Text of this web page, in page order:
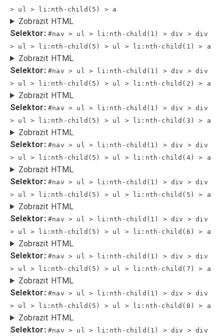
> ul > li:nth-child(5) > a
Zobrazit HTML
Selektor: #nav > ul > li:nth-child(1) > div > div
> ul > li:nth-child(5) > ul > li:nth-child(1) > a
Zobrazit HTML
Selektor: #nav > ul > li:nth-child(1) > div > div
> ul > li:nth-child(5) > ul > li:nth-child(2) > a
Zobrazit HTML
Selektor: #nav > ul > li:nth-child(1) > div > div
> ul > li:nth-child(5) > ul > li:nth-child(3) > a
Zobrazit HTML
Selektor: #nav > ul > li:nth-child(1) > div > div
> ul > li:nth-child(5) > ul > li:nth-child(4) > a
Zobrazit HTML
Selektor: #nav > ul > li:nth-child(1) > div > div
> ul > li:nth-child(5) > ul > li:nth-child(5) > a
Zobrazit HTML
Selektor: #nav > ul > li:nth-child(1) > div > div
> ul > li:nth-child(5) > ul > li:nth-child(6) > a
Zobrazit HTML
Selektor: #nav > ul > li:nth-child(1) > div > div
> ul > li:nth-child(5) > ul > li:nth-child(7) > a
Zobrazit HTML
Selektor: #nav > ul > li:nth-child(1) > div > div
> ul > li:nth-child(5) > ul > li:nth-child(8) > a
Zobrazit HTML
Selektor: #nav > ul > li:nth-child(1) > div > div